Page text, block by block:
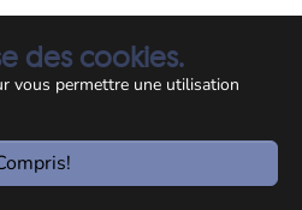
des cookies.
vous permettre une utilisation